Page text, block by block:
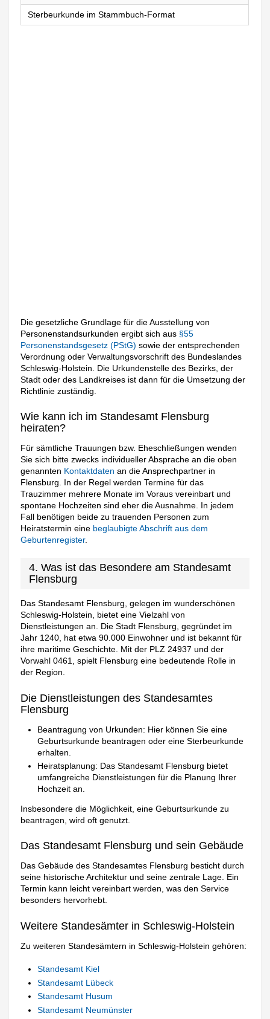
Sterbeurkunde im Stammbuch-Format
Die gesetzliche Grundlage für die Ausstellung von
Personenstandsurkunden ergibt sich aus §55
Personenstandsgesetz (PStG)sowie der entsprechenden
Verordnung oder Verwaltungsvorschrift des Bundeslandes
Schleswig-Holstein. Die Urkundenstelle des Bezirks, der
Stadt oder des Landkreises ist dann für die Umsetzung der
Richtlinie zuständig.
Wie kann ich im Standesamt Flensburg
heiraten?
Für sämtliche Trauungen bzw. Eheschließungen wenden
Sie sich bitte zwecks individueller Absprache an die oben
genannten Kontaktdaten an die Ansprechpartner in
Flensburg. In der Regel werden Termine für das
Trauzimmer mehrere Monate im Voraus vereinbart und
spontane Hochzeiten sind eher die Ausnahme. In jedem
Fall benötigen beide zu trauenden Personen zum
Heiratstermin eine beglaubigte Abschrift aus dem
Geburtenregister.
4. Was ist das Besondere am Standesamt
Flensburg
Das Standesamt Flensburg, gelegen im wunderschönen
Schleswig-Holstein, bietet eine Vielzahl von
Dienstleistungen an. Die Stadt Flensburg, gegründet im
Jahr 1240, hat etwa 90.000 Einwohner und ist bekannt für
ihre maritime Geschichte. Mit der PLZ 24937 und der
Vorwahl 0461, spielt Flensburg eine bedeutende Rolle in
der Region.
Die Dienstleistungen des Standesamtes
Flensburg
Beantragung von Urkunden: Hier können Sie eine
Geburtsurkunde beantragen oder eine Sterbeurkunde
erhalten.
Heiratsplanung: Das Standesamt Flensburg bietet
umfangreiche Dienstleistungen für die Planung Ihrer
Hochzeit an.
Insbesondere die Möglichkeit, eine Geburtsurkunde zu
beantragen, wird oft genutzt.
Das Standesamt Flensburg und sein Gebäude
Das Gebäude des Standesamtes Flensburg besticht durch
seine historische Architektur und seine zentrale Lage. Ein
Termin kann leicht vereinbart werden, was den Service
besonders hervorhebt.
Weitere Standesämter in Schleswig-Holstein
Zu weiteren Standesämtern in Schleswig-Holstein gehören:
Standesamt Kiel
Standesamt Lübeck
Standesamt Husum
Standesamt Neumünster